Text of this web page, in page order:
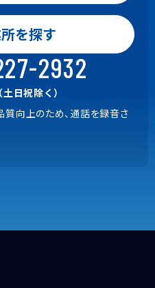
を探す
2932
日祝除く）
向上のため、通話を録音さ
9801
BeingBid
日祝除く）
0815
商品
日祝除く）